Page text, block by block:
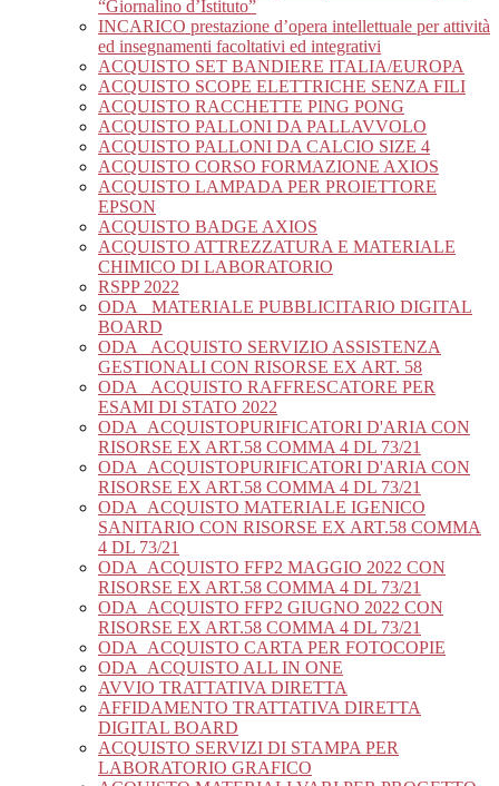
“Giornalino d’Istituto”
INCARICO prestazione d’opera intellettuale per attività
ed insegnamenti facoltativi ed integrativi
ACQUISTO SET BANDIERE ITALIA/EUROPA
ACQUISTO SCOPE ELETTRICHE SENZA FILI
ACQUISTO RACCHETTE PING PONG
ACQUISTO PALLONI DA PALLAVVOLO
ACQUISTO PALLONI DA CALCIO SIZE 4
ACQUISTO CORSO FORMAZIONE AXIOS
ACQUISTO LAMPADA PER PROIETTORE
EPSON
ACQUISTO BADGE AXIOS
ACQUISTO ATTREZZATURA E MATERIALE
CHIMICO DI LABORATORIO
RSPP 2022
ODA_ MATERIALE PUBBLICITARIO DIGITAL
BOARD
ODA_ ACQUISTO SERVIZIO ASSISTENZA
GESTIONALI CON RISORSE EX ART. 58
ODA_ ACQUISTO RAFFRESCATORE PER
ESAMI DI STATO 2022
ODA_ACQUISTOPURIFICATORI D'ARIA CON
RISORSE EX ART.58 COMMA 4 DL 73/21
ODA_ACQUISTOPURIFICATORI D'ARIA CON
RISORSE EX ART.58 COMMA 4 DL 73/21
ODA_ACQUISTO MATERIALE IGENICO
SANITARIO CON RISORSE EX ART.58 COMMA
4 DL 73/21
ODA_ACQUISTO FFP2 MAGGIO 2022 CON
RISORSE EX ART.58 COMMA 4 DL 73/21
ODA_ACQUISTO FFP2 GIUGNO 2022 CON
RISORSE EX ART.58 COMMA 4 DL 73/21
ODA_ACQUISTO CARTA PER FOTOCOPIE
ODA_ACQUISTO ALL IN ONE
AVVIO TRATTATIVA DIRETTA
AFFIDAMENTO TRATTATIVA DIRETTA
DIGITAL BOARD
ACQUISTO SERVIZI DI STAMPA PER
LABORATORIO GRAFICO